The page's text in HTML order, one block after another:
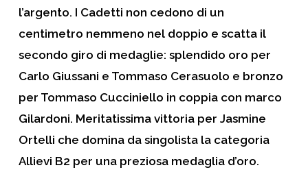
l’argento. I Cadetti non cedono di un
centimetro nemmeno nel doppio e scatta il
secondo giro di medaglie: splendido oro per
Carlo Giussani e Tommaso Cerasuolo e bronzo
per Tommaso Cucciniello in coppia con marco
Gilardoni. Meritatissima vittoria per Jasmine
Ortelli che domina da singolista la categoria
Allievi B2 per una preziosa medaglia d’oro.